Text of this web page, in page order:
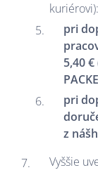
kuriérovi):
pri
5,40
pri
z
Vyššie